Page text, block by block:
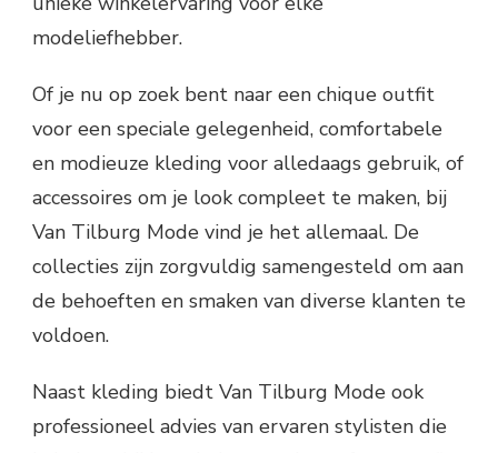
modeliefhebber.
Of je nu op zoek bent naar een chique outfit
voor een speciale gelegenheid, comfortabele
en modieuze kleding voor alledaags gebruik, of
accessoires om je look compleet te maken, bij
Van Tilburg Mode vind je het allemaal. De
collecties zijn zorgvuldig samengesteld om aan
de behoeften en smaken van diverse klanten te
voldoen.
Naast kleding biedt Van Tilburg Mode ook
professioneel advies van ervaren stylisten die